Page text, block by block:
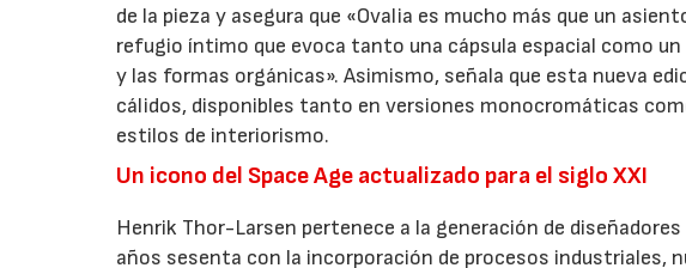
de la pieza y asegura que «Ovalia es mucho más que un
refugio íntimo que evoca tanto una cápsula espacial como
y las formas orgánicas». Asimismo, señala que esta nueva
cálidos, disponibles tanto en versiones monocromáticas
estilos de interiorismo.
Un icono del Space Age actualizado para el siglo XXI
Henrik Thor-Larsen pertenece a la generación de
años sesenta con la incorporación de procesos industriales,